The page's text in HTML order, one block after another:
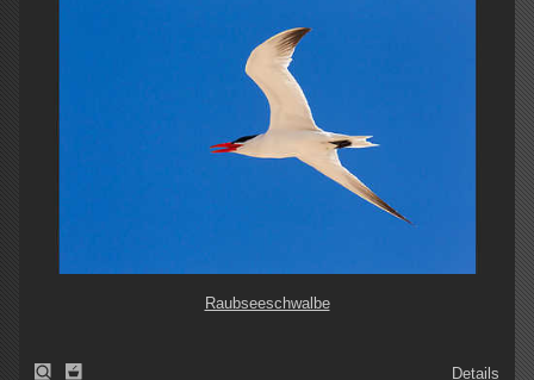
Raubseeschwalbe
Details